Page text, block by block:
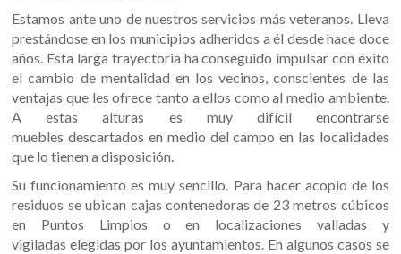
Estamos ante uno de nuestros servicios más veteranos. Lleva
prestándose en los municipios adheridos a él desde hace doce
años. Esta larga trayectoria ha conseguido impulsar con éxito
el cambio de mentalidad en los vecinos, conscientes de las
ventajas que les ofrece tanto a ellos como al medio ambiente.
A estas alturas es muy difícil encontrarse
muebles descartados en medio del campo en las localidades
que lo tienen a disposición.
Su funcionamiento es muy sencillo. Para hacer acopio de los
residuos se ubican cajas contenedoras de 23 metros cúbicos
en Puntos Limpios o en localizaciones valladas y
vigiladas elegidas por los ayuntamientos. En algunos casos se